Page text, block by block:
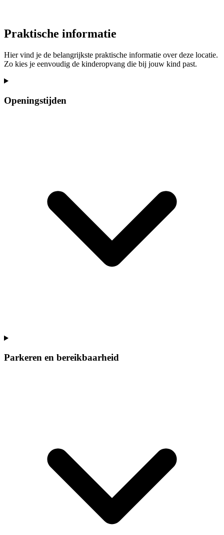
Praktische informatie
Hier vind je de belangrijkste praktische informatie over deze locatie.
Zo kies je eenvoudig de kinderopvang die bij jouw kind past.
Openingstijden
Parkeren en bereikbaarheid